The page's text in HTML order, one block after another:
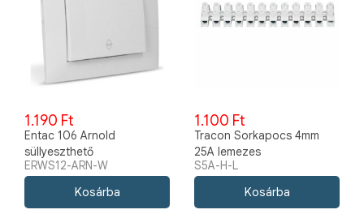
1.190 Ft
Entac 106 Arnold
süllyeszthető
váltókapcsoló, fehér
ERWS12-ARN-W
1.100 Ft
Tracon Sorkapocs 4mm
25A lemezes
S5A-H-L